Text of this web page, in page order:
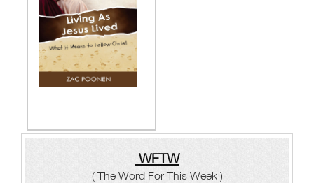
WFTW
( The Word For This Week )